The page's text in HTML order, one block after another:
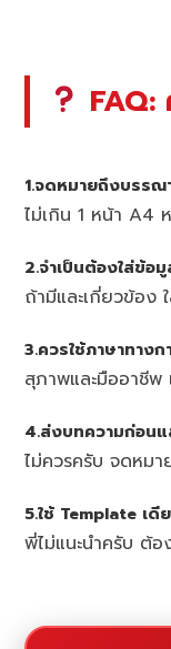
1.จดหมายถึงบรรณ
ไม่เกิน 1 หน้า A4
2.จำเป็นต้องใส่ข้อ
ถ้ามีและเกี่ยวข้อง
3.ควรใช้ภาษาทาง
สุภาพและมืออาชีพ
4.ส่งบทความก่อนแ
ไม่ควรครับ จดหม
5.ใช้ Template เดี
พี่ไม่แนะนำครับ ต้